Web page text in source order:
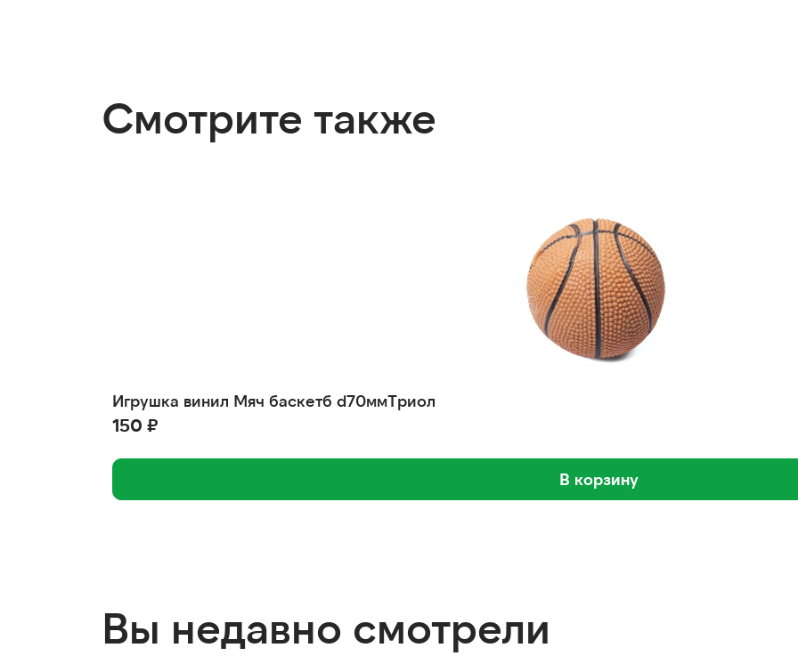
Смотрите также
Игрушка винил Мяч баскетб d70ммТриол
150 ₽
В корзину
Вы недавно смотрели